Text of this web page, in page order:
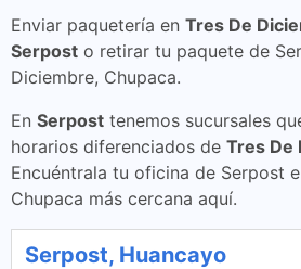
Enviar paquetería en Tres De
Serpost o retirar tu paquete de
Diciembre, Chupaca.
En Serpost tenemos sucursales
horarios diferenciados de Tres De
Encuéntrala tu oficina de Serpost
Chupaca más cercana aquí.
Serpost, Huancayo